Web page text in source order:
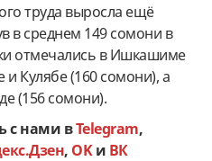
труда выросла ещё
в среднем 149 сомони в
отмечались в Ишкашиме
Кулябе (160 сомони), а
(156 сомони).
с нами вTelegram,
, OKи ВК